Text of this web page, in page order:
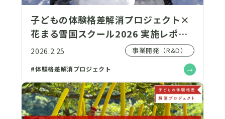
子どもの体験格差解消プロジェクト×
花まる雪国スクール2026 実施レポー
ト～役割を脱ぎ捨て、ありのままの自
2026.2.25 事業開発（R&D）
#体験格差解消プロジェクト